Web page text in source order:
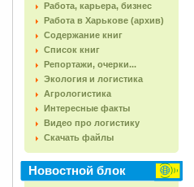
Работа, карьера, бизнес
Работа в Харькове (архив)
Содержание книг
Список книг
Репортажи, очерки...
Экология и логистика
Агрологистика
Интересные факты
Видео про логистику
Скачать файлы
Новостной блок